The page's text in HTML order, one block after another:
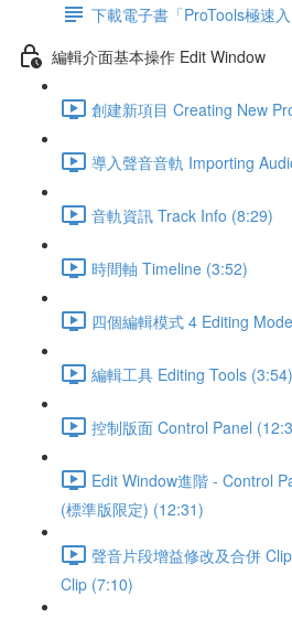
下載電子書「ProTools極速入
編輯介面基本操作 Edit Window
創建新項目 Creating New
導入聲音音軌 Importing
音軌資訊 Track Info (8:29)
時間軸 Timeline (3:52)
四個編輯模式 4 Editing
編輯工具 Editing Tools (3:54)
控制版面 Control Panel
Edit Window進階 - Control
(標準版限定) (12:31)
聲音片段增益修改及合併
Clip (7:10)